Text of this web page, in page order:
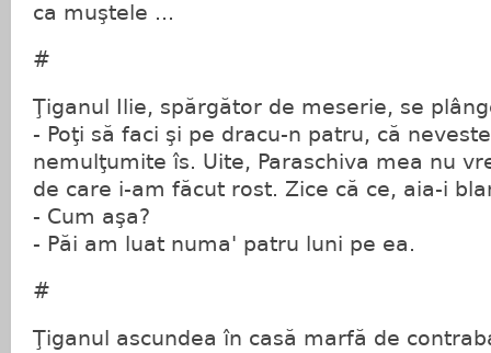
ca muştele ...
#
Ţiganul Ilie, spărgător de meserie, se
- Poţi să faci şi pe dracu-n patru, că
nemulţumite îs. Uite, Paraschiva mea nu
de care i-am făcut rost. Zice că ce, aia-i
- Cum aşa?
- Păi am luat numa' patru luni pe ea.
#
Ţiganul ascundea în casă marfă de